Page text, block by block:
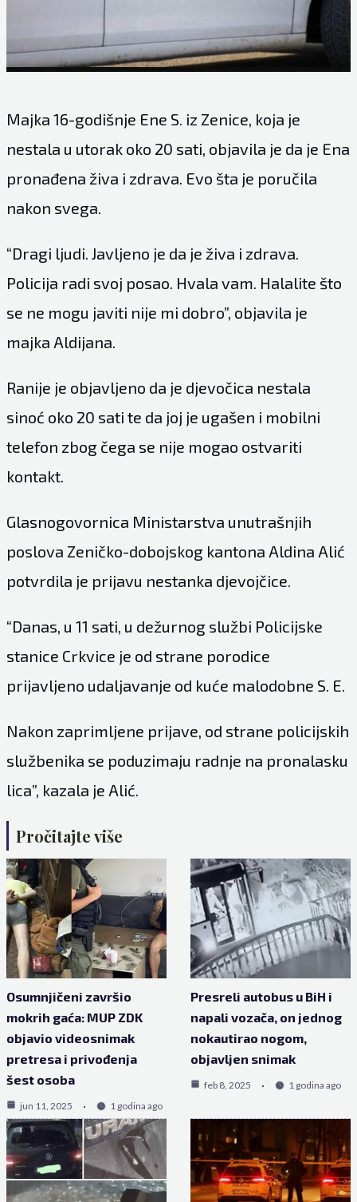
Majka 16-godišnje Ene S. iz Zenice, koja je
nestala u utorak oko 20 sati, objavila je da je Ena
pronađena živa i zdrava. Evo šta je poručila
nakon svega.
“Dragi ljudi. Javljeno je da je živa i zdrava.
Policija radi svoj posao. Hvala vam. Halalite što
se ne mogu javiti nije mi dobro”, objavila je
majka Aldijana.
Ranije je objavljeno da je djevočica nestala
sinoć oko 20 sati te da joj je ugašen i mobilni
telefon zbog čega se nije mogao ostvariti
kontakt.
Glasnogovornica Ministarstva unutrašnjih
poslova Zeničko-dobojskog kantona Aldina Alić
potvrdila je prijavu nestanka djevojčice.
“Danas, u 11 sati, u dežurnog službi Policijske
stanice Crkvice je od strane porodice
prijavljeno udaljavanje od kuće malodobne S. E.
Nakon zaprimljene prijave, od strane policijskih
službenika se poduzimaju radnje na pronalasku
lica”, kazala je Alić.
Pročitajte više
Osumnjičeni završio
mokrih gaća: MUP ZDK
objavio videosnimak
pretresa i privođenja
šest osoba
jun 11, 2025 1 godina ago
Presreli autobus u BiH i
napali vozača, on jednog
nokautirao nogom,
objavljen snimak
feb 8, 2025 1 godina ago